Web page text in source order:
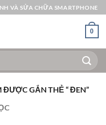
VÀ SỬA CHỮA SMARTPHONE
0
ĐƯỢC GẮN THẺ “ ĐEN”